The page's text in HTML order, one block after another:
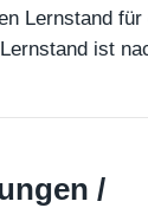
Lernstand für
ist
/